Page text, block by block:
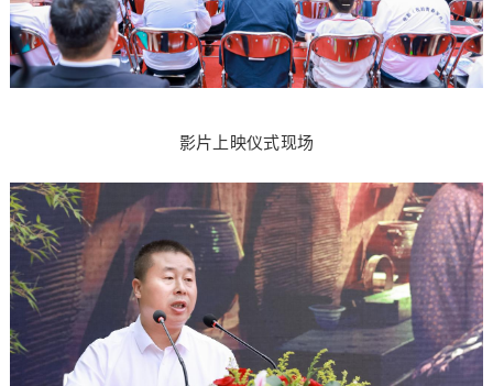
影片上映仪式现场